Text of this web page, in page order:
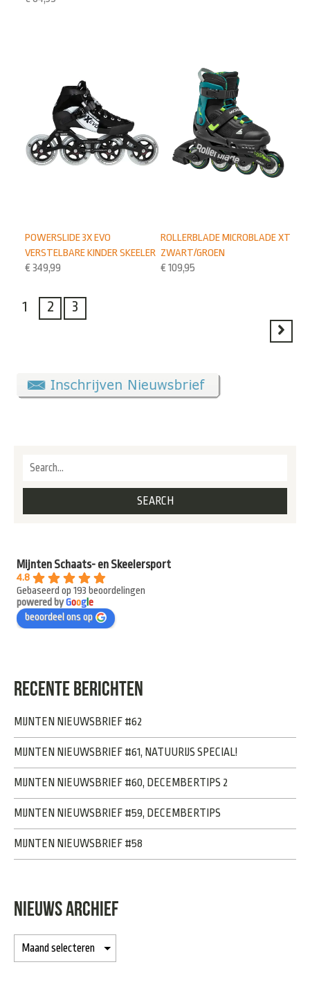
ROLLERBLADE MICROBLADE XT
ZWART/GROEN
€ 109,95
POWERSLIDE 3X EVO
VERSTELBARE KINDER SKEELER
€ 349,99
1 2 3
Mijnten Schaats- en Skeelersport
4.8
Gebaseerd op 193 beoordelingen
powered byGooge
beoordeel ons op
RECENTE BERICHTEN
MIJNTEN NIEUWSBRIEF #62
MIJNTEN NIEUWSBRIEF #61, NATUURIJS SPECIAL!
MIJNTEN NIEUWSBRIEF #60, DECEMBERTIPS 2
MIJNTEN NIEUWSBRIEF #59, DECEMBERTIPS
MIJNTEN NIEUWSBRIEF #58
NIEUWS ARCHIEF